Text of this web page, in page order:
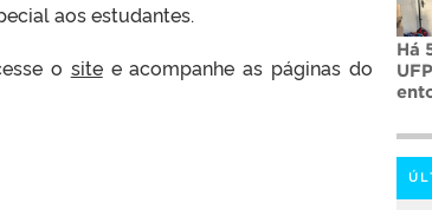
aos estudantes.
o sitee acompanhe as páginas do
Há